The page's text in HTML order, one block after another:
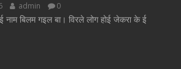
admin 0
ई नाम बिलम गइल बा। विरले लोग होई जेकरा के ई